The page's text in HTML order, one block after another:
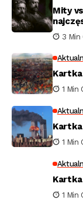
Mity
3 Min
1 Min
Kartka
1 Min
1 Min